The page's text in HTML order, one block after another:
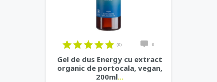
(0) 0
Gel de dus Energy cu extract
organic de portocala, vegan,
200ml...